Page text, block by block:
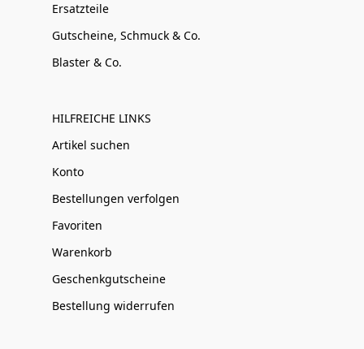
Ersatzteile
Gutscheine, Schmuck & Co.
Blaster & Co.
HILFREICHE LINKS
Artikel suchen
Konto
Bestellungen verfolgen
Favoriten
Warenkorb
Geschenkgutscheine
Bestellung widerrufen